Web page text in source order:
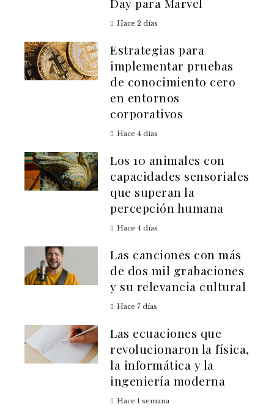
Day para Marvel
Hace 2 días
Estrategias para
implementar pruebas
de conocimiento cero
en entornos
corporativos
Hace 4 días
Los 10 animales con
capacidades sensoriales
que superan la
percepción humana
Hace 4 días
Las canciones con más
de dos mil grabaciones
y su relevancia cultural
Hace 7 días
Las ecuaciones que
revolucionaron la física,
la informática y la
ingeniería moderna
Hace 1 semana